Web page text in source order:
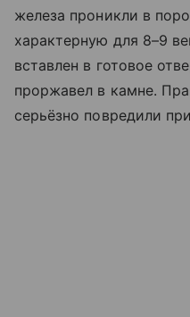
железа проникли в
характерную для 8–9
вставлен в готовое
проржавел в камне.
серьёзно повредили